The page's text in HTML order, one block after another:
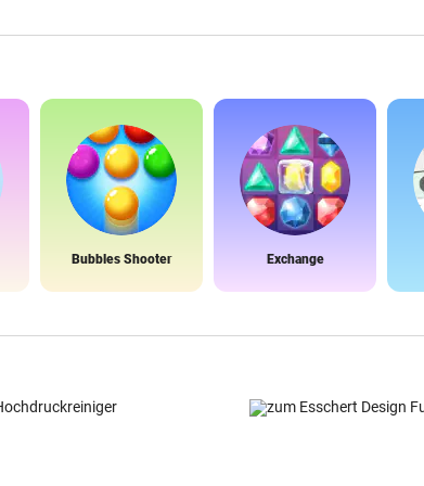
Bubbles Shooter Exchange